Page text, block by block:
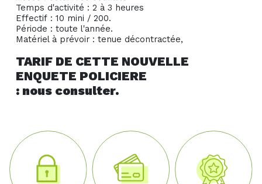
Temps d'activité : 2 à 3 heures
Effectif : 10 mini / 200.
Période : toute l'année.
Matériel à prévoir : tenue décontractée,
TARIF DE CETTE NOUVELLE
ENQUETE POLICIERE
: nous consulter.